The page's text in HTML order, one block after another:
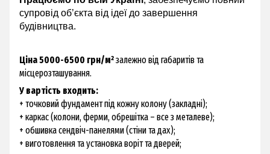
супровід об’єкта від ідеї до завершення
будівництва.
Ціна 5000-6500 грн/м²залежно від габаритів та
місцерозташування.
У вартість входить:
+ точковий фундамент під кожну колону (закладні);
+ каркас (колони, ферми, обрешітка – все з металеве);
+ обшивка сендвіч-панелями (стіни та дах);
+ виготовлення та установка воріт та дверей;